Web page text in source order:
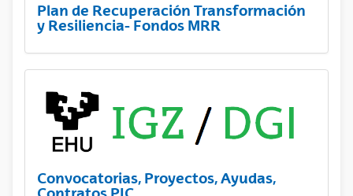
Plan de Recuperación Transformación
y Resiliencia- Fondos MRR
Convocatorias, Proyectos, Ayudas,